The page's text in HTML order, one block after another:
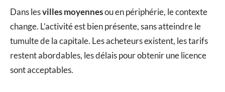
Dans lesvilles moyennesou en périphérie, le contexte
change. L’activité est bien présente, sans atteindre le
tumulte de la capitale. Les acheteurs existent, les tarifs
restent abordables, les délais pour obtenir une licence
sont acceptables.